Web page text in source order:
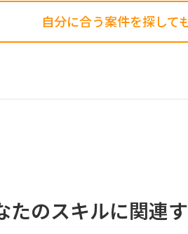
自分に合う案件を探して
たのスキルに関連